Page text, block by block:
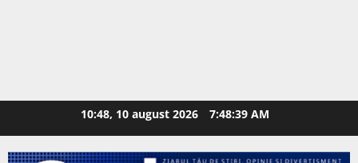
10:48, 10 august 2026 7:48:40 AM